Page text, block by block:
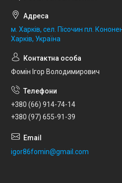
м. Харків, сел. Пісочин пл.
Харків, Україна
Фомін Ігор Володимирович
+380 (66) 914-74-14
+380 (97) 655-91-39
igor86fomin@gmail.com